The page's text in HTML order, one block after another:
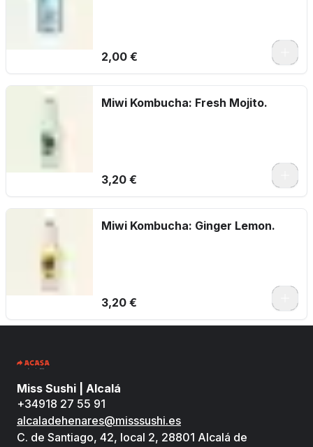
2,00 €
Miwi Kombucha: Fresh Mojito.
3,20 €
Miwi Kombucha: Ginger Lemon.
3,20 €
Miss Sushi | Alcalá
+34918 27 55 91
alcaladehenares@misssushi.es
C. de Santiago, 42, local 2, 28801 Alcalá de